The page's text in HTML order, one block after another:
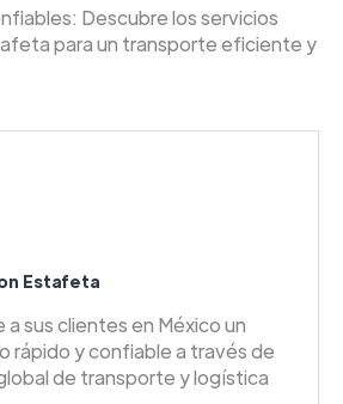
Descubre los servicios
para un transporte eficiente y
Estafeta
sus clientes en México un
rápido y confiable a través de
de transporte y logística